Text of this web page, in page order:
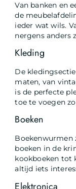
Van banken en
de
ieder wat wils.
nergens anders
Kleding
De
maten, van
is de perfecte
toe te voegen
Boeken
Boekenwurmen
boeken in de
kookboeken tot
altijd iets
Elektronica